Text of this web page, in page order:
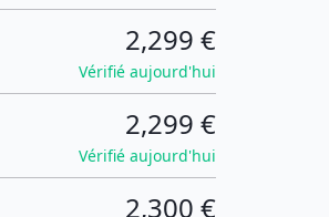
2,299 €
Vérifié aujourd'hui
2,299 €
Vérifié aujourd'hui
2,300 €